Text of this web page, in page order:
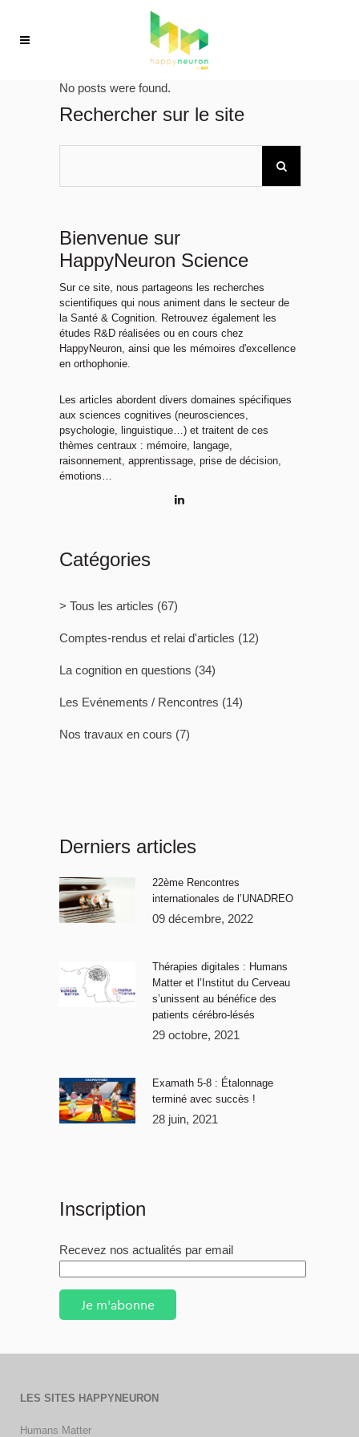
No posts were found.
Rechercher sur le site
Bienvenue sur
HappyNeuron Science
Sur ce site, nous partageons les recherches
scientifiques qui nous animent dans le secteur de
la Santé & Cognition. Retrouvez également les
études R&D réalisées ou en cours chez
HappyNeuron, ainsi que les mémoires d'excellence
en orthophonie.
Les articles abordent divers domaines spécifiques
aux sciences cognitives (neurosciences,
psychologie, linguistique…) et traitent de ces
thèmes centraux : mémoire, langage,
raisonnement, apprentissage, prise de décision,
émotions…
Catégories
> Tous les articles (67)
Comptes-rendus et relai d'articles (12)
La cognition en questions (34)
Les Evénements / Rencontres (14)
Nos travaux en cours (7)
Derniers articles
22ème Rencontres
internationales de l’UNADREO
09 décembre, 2022
Thérapies digitales : Humans
Matter et l’Institut du Cerveau
s’unissent au bénéfice des
patients cérébro-lésés
29 octobre, 2021
Examath 5-8 : Étalonnage
terminé avec succès !
28 juin, 2021
Inscription
Recevez nos actualités par email
Je m'abonne
LES SITES HAPPYNEURON
Humans Matter